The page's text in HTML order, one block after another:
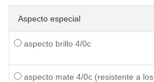
Aspecto especial
aspecto brillo 4/0c
aspecto mate 4/0c (resistente a los